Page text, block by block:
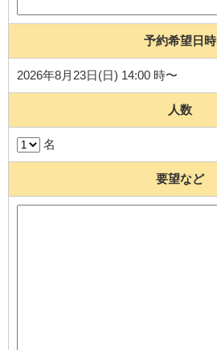
予約希望日時
2026年8月23日(日) 14:00 時〜
人数
名
要望など